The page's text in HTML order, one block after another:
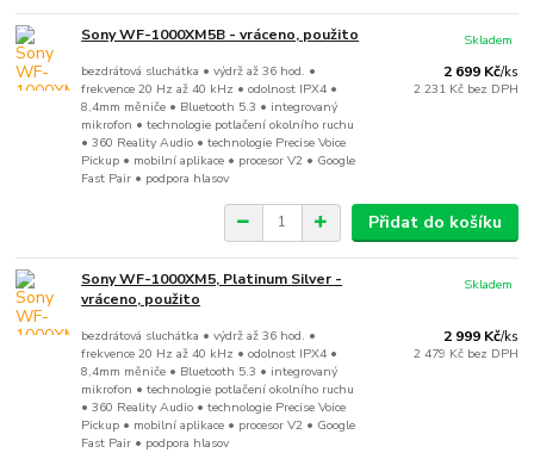
Sony WF-1000XM5B - vráceno, použito
bezdrátová sluchátka • výdrž až 36 hod. •
frekvence 20 Hz až 40 kHz • odolnost IPX4 •
8,4mm měniče • Bluetooth 5.3 • integrovaný
mikrofon • technologie potlačení okolního ruchu
• 360 Reality Audio • technologie Precise Voice
Pickup • mobilní aplikace • procesor V2 • Google
Fast Pair • podpora hlasov
2 699 Kč/ks
2 231 Kč bez DPH
Skladem
Přidat do košíku
Sony WF-1000XM5, Platinum Silver -
vráceno, použito
bezdrátová sluchátka • výdrž až 36 hod. •
frekvence 20 Hz až 40 kHz • odolnost IPX4 •
8,4mm měniče • Bluetooth 5.3 • integrovaný
mikrofon • technologie potlačení okolního ruchu
• 360 Reality Audio • technologie Precise Voice
Pickup • mobilní aplikace • procesor V2 • Google
Fast Pair • podpora hlasov
2 999 Kč/ks
2 479 Kč bez DPH
Skladem